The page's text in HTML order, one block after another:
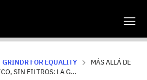
GRINDR FOR EQUALITY
MÁS ALLÁ DE
SIN FILTROS: LA G...